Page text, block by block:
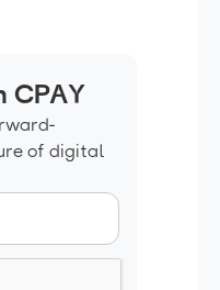
of digital